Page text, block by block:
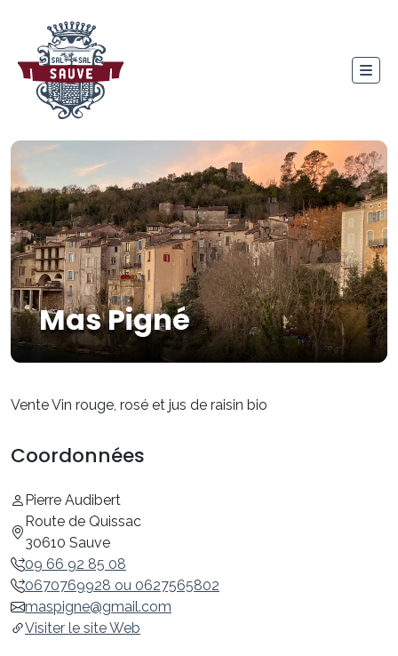
Mas Pigné
Vente Vin rouge, rosé et jus de raisin bio
Coordonnées
Pierre Audibert
Route de Quissac
30610 Sauve
09 66 92 85 08
0670769928 ou 0627565802
maspigne@gmail.com
Visiter le site Web